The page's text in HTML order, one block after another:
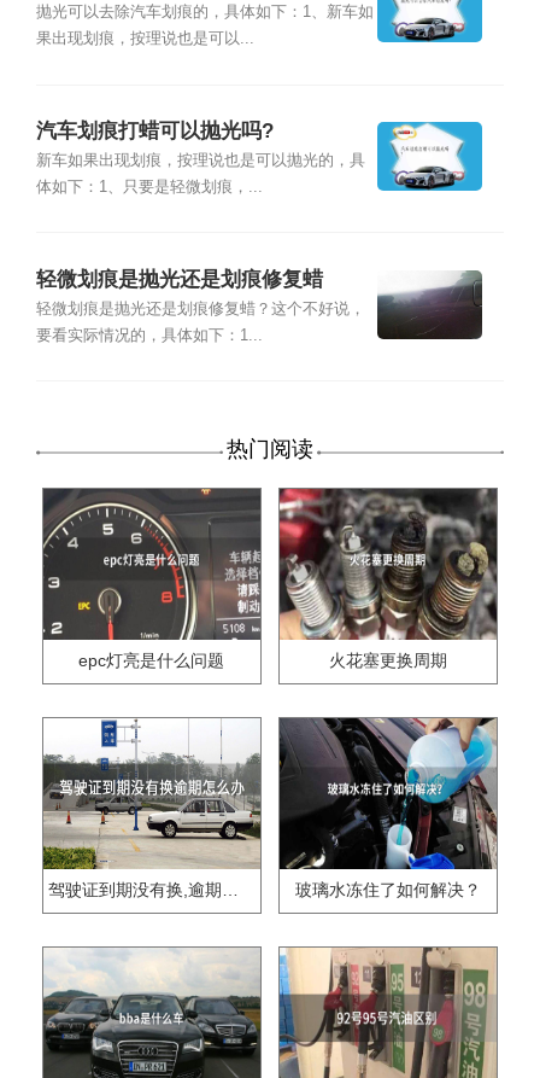
抛光可以去除汽车划痕的，具体如下：1、新车如
果出现划痕，按理说也是可以...
汽车划痕打蜡可以抛光吗?
新车如果出现划痕，按理说也是可以抛光的，具
体如下：1、只要是轻微划痕，...
轻微划痕是抛光还是划痕修复蜡
轻微划痕是抛光还是划痕修复蜡？这个不好说，
要看实际情况的，具体如下：1...
热门阅读
epc灯亮是什么问题 火花塞更换周期
驾驶证到期没有换,逾期怎么办?? 玻璃水冻住了如何解决？